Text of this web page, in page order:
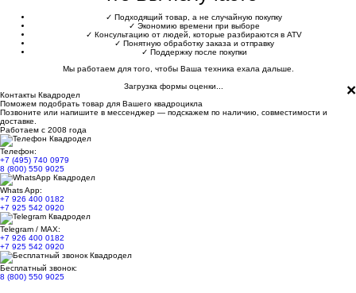
✓ Подходящий товар, а не случайную покупку
✓ Экономию времени при выборе
✓ Консультацию от людей, которые разбираются в ATV
✓ Понятную обработку заказа и отправку
✓ Поддержку после покупки
Мы работаем для того, чтобы Ваша техника ехала дальше.
×
Загрузка формы оценки...
Контакты Квадродел
Поможем подобрать товар для Вашего квадроцикла
Позвоните или напишите в мессенджер — подскажем по наличию, совместимости и
доставке.
Работаем с 2008 года
Телефон:
+7 (495) 740 0979
8 (800) 550 9025
Whats App:
+7 926 400 0182
+7 925 542 0920
Telegram / MAX:
+7 926 400 0182
+7 925 542 0920
Бесплатный звонок:
8 (800) 550 9025